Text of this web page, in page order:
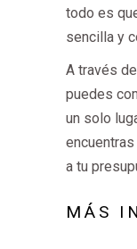
todo es
sencilla y
A través
puedes
un solo
a tu
MÁS